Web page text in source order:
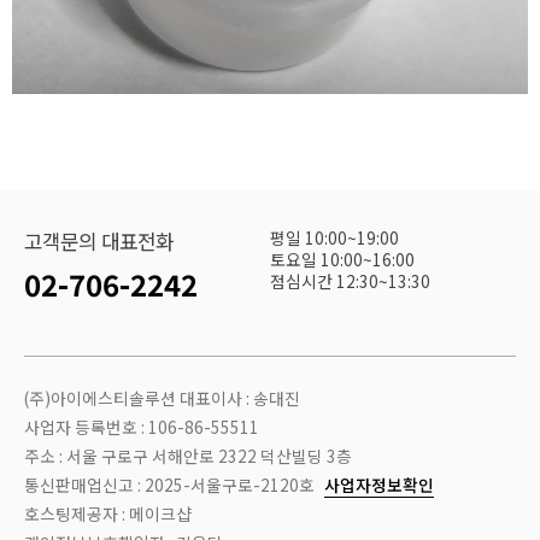
고객문의 대표전화
02-706-2242
평일 10:00~19:00
토요일 10:00~16:00
점심시간 12:30~13:30
(주)아이에스티솔루션 대표이사 : 송대진
사업자 등록번호 : 106-86-55511
주소 : 서울 구로구 서해안로 2322 덕산빌딩 3층
통신판매업신고 : 2025-서울구로-2120호 사업자정보확인
호스팅제공자 : 메이크샵